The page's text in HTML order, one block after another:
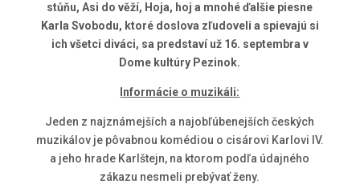
stůňu, Asi do věží, Hoja, hoj a mnohé ďalšie piesne
Karla Svobodu, ktoré doslova zľudoveli a spievajú si
ich všetci diváci, sa predstaví už 16. septembra v
Dome kultúry Pezinok.
Informácie o muzikáli:
Jeden z najznámejších a najobľúbenejších českých
muzikálov je pôvabnou komédiou o cisárovi Karlovi IV.
a jeho hrade Karlštejn, na ktorom podľa údajného
zákazu nesmeli prebývať ženy.